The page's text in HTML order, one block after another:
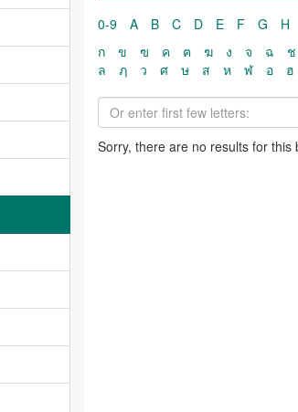
0-9 A B C D E F G H
ก
ข ฃ ค ฅ ฆ ง จ ฉ ช
ล
ฦ ว ศ ษ ส ห ฬ อ ฮ
Sorry, there are no results for this